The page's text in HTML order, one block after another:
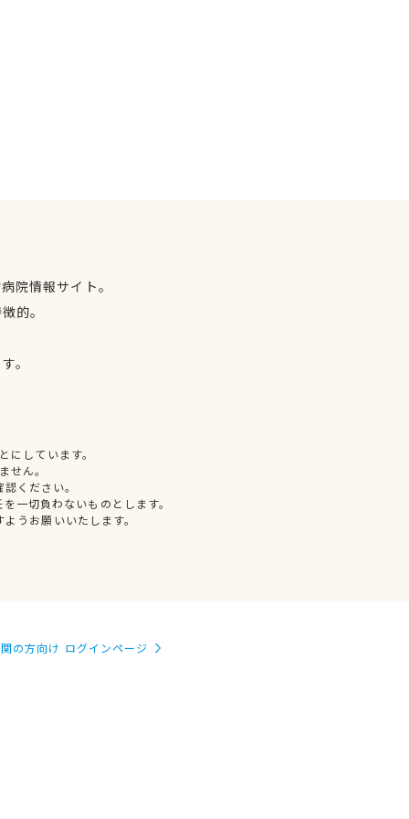
院情報サイト。
的。
。
しています。
せん。
ください。
一切負わないものとします。
うお願いいたします。
の方向け ログインページ